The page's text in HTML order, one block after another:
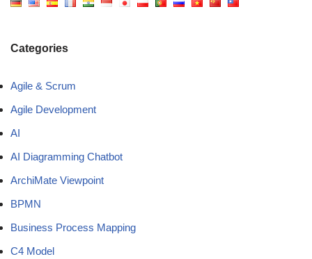
Categories
Agile & Scrum
Agile Development
AI
AI Diagramming Chatbot
ArchiMate Viewpoint
BPMN
Business Process Mapping
C4 Model